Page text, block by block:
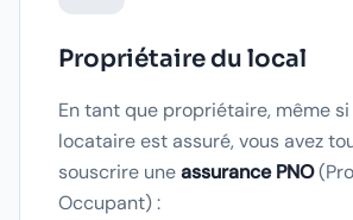
Propriétaire du local
En tant que propriétaire, même
locataire est assuré, vous avez
souscrire uneassurance PNO
Occupant) :